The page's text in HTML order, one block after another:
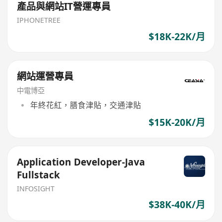
產品與網站IT營運專員
IPHONETREE
$18K-22K/月
網站運營專員
中電博亞
年終花紅，膳食津貼，交通津貼
$15K-20K/月
Application Developer-Java
Fullstack
INFOSIGHT
$38K-40K/月